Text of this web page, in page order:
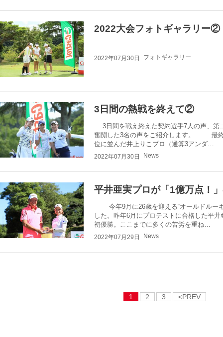
2022大会フォトギャラリー②
2022年07月30日 フォトギャラリー
3日間の熱戦を終えて②
3日間を戦え終えた契約選手7人の声、第
奮闘した3名の声をご紹介します。 最終
位に並んだ井上りこプロ（通算3アンダ…
2022年07月30日 News
平井亜実プロが「1億万点！
今年9月に26歳を迎える“オールドルー
した。昨年6月にプロテストに合格した平
初優勝。ここまでに多くの苦労を重ね…
2022年07月29日 News
1 2 3 <PREV